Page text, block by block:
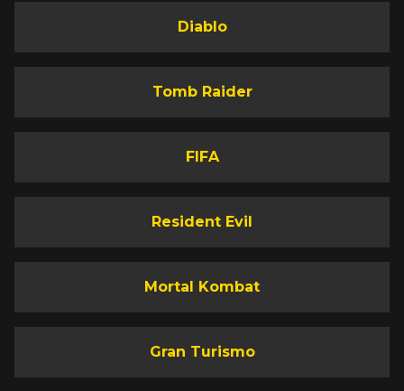
Diablo
Tomb Raider
FIFA
Resident Evil
Mortal Kombat
Gran Turismo